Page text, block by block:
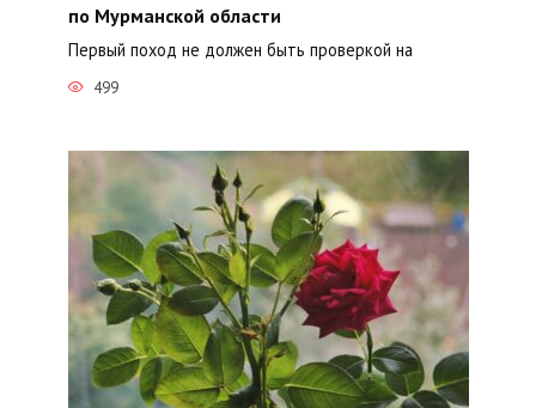
по Мурманской области
Первый поход не должен быть проверкой на
499